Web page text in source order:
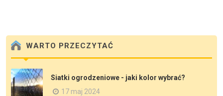
WARTO PRZECZYTAĆ
Siatki ogrodzeniowe - jaki kolor wybrać?
17 maj 2024